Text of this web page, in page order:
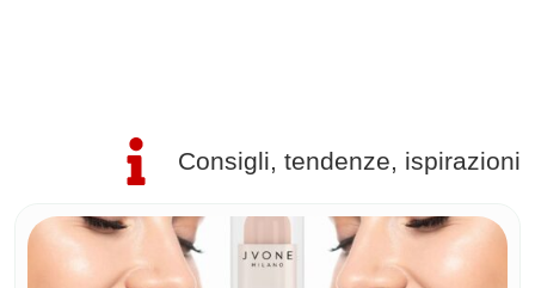
Consigli, tendenze, ispirazioni